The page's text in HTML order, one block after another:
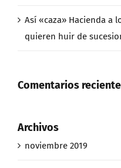
Así «caza» Hacienda a
quieren huir de
Comentarios
Archivos
noviembre 2019